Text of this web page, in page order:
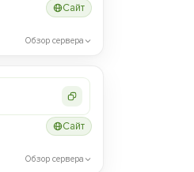
Сайт
Обзор сервера
Сайт
Обзор сервера